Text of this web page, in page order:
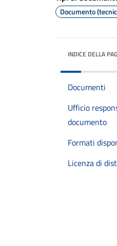
Documento
INDICE DELLA
Documenti
Ufficio
documento
Formati
Licenza di